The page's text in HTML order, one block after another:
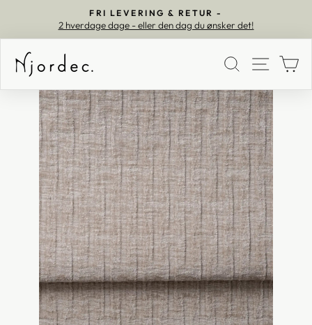
Pause
FRI LEVERING & RETUR -
2 hverdage dage - eller den dag du ønsker det!
SØG